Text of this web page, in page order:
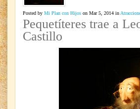
Posted by Mi Plan con Hijos on Mar 5, 2014 in
Pequetíteres trae a
Castillo